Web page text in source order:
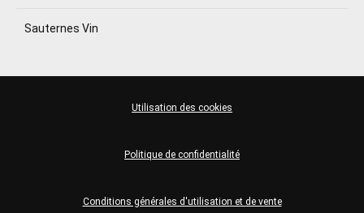
Sauternes Vin
Conditions générales d'utilisation et de vente
Politique de confidentialité
Utilisation des cookies